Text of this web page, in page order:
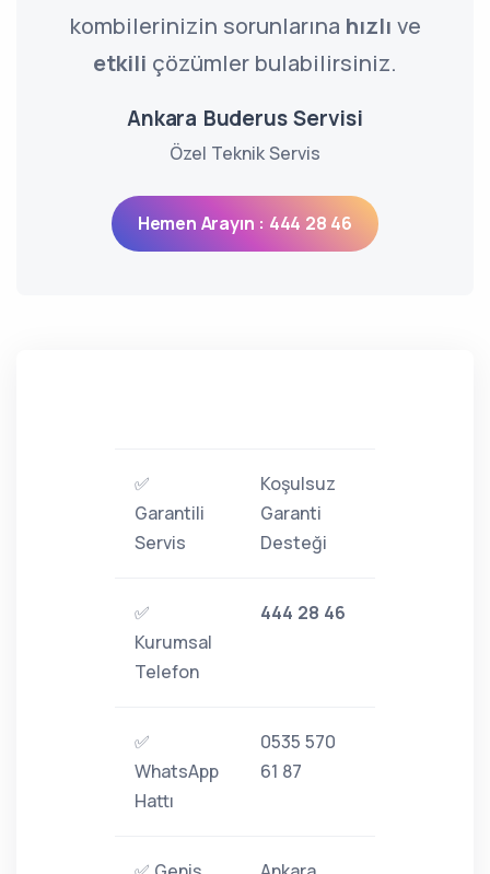
kombilerinizin sorunlarına hızlı ve
etkili çözümler bulabilirsiniz.
Ankara Buderus Servisi
Özel Teknik Servis
Hemen Arayın : 444 28 46
✅
Garantili
Servis
Koşulsuz
Garanti
Desteği
✅
Kurumsal
Telefon
444 28 46
✅
WhatsApp
Hattı
0535 570
61 87